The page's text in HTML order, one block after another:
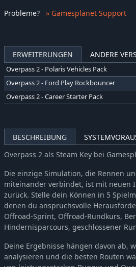
ERWEITERUNGEN ANDERE
Overpass 2 - Polaris Vehicles Pack
Overpass 2 - Ford Play Rockbouncer
Overpass 2 - Career Starter Pack
BESCHREIBUNG
Overpass 2 als Steam Key bei
Die einzige Simulation, die Rennen
miteinander verbindet, ist mit neuen
zurück. Stelle dein Können in 5
denen du anspruchsvolle
Offroad-Sprint, Offroad-Rundkurs,
Hindernisparcours, geschlossener
Deine Ergebnisse hängen davon ab,
analysieren und die besten Routen
Probleme? » Gamesplanet Support